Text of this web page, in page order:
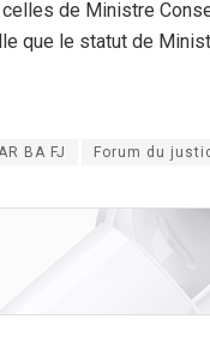
de Ministre
que le statut de
BA FJ Forum du